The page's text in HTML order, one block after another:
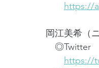
https://
岡江美希（
◎Twitter
https://